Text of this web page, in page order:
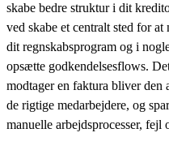
skabe bedre struktur i dit
ved skabe et centralt sted for
dit regnskabsprogram og i
opsætte godkendelsesflows.
modtager en faktura bliver den
de rigtige medarbejdere, og
manuelle arbejdsprocesser, fejl